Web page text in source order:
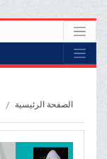
الصفحة الرئيسية